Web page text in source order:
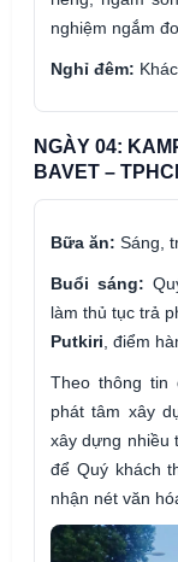
nghiệm ngắm
Nghỉ đêm:
NGÀY 04:
BAVET –
Bữa ăn: Sáng,
Buổi sáng:
làm thủ tục trả
Putkiri, điểm
Theo thông tin
phát tâm xây
xây dựng nhiều
để Quý khách
nhận nét văn